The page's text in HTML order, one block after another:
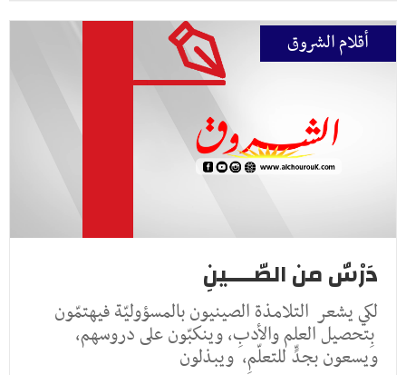
أقلام الشروق
دَرْسٌ من الصّــــينِ
لكي يشعر التلامذة الصينيون بالمسؤوليّة فيهتمّون
بِتحصيل العلم والأدبِ، وينكبّون على دروسهم،
ويسعون بجدٍّ للتعلّمِ، ويبذلون